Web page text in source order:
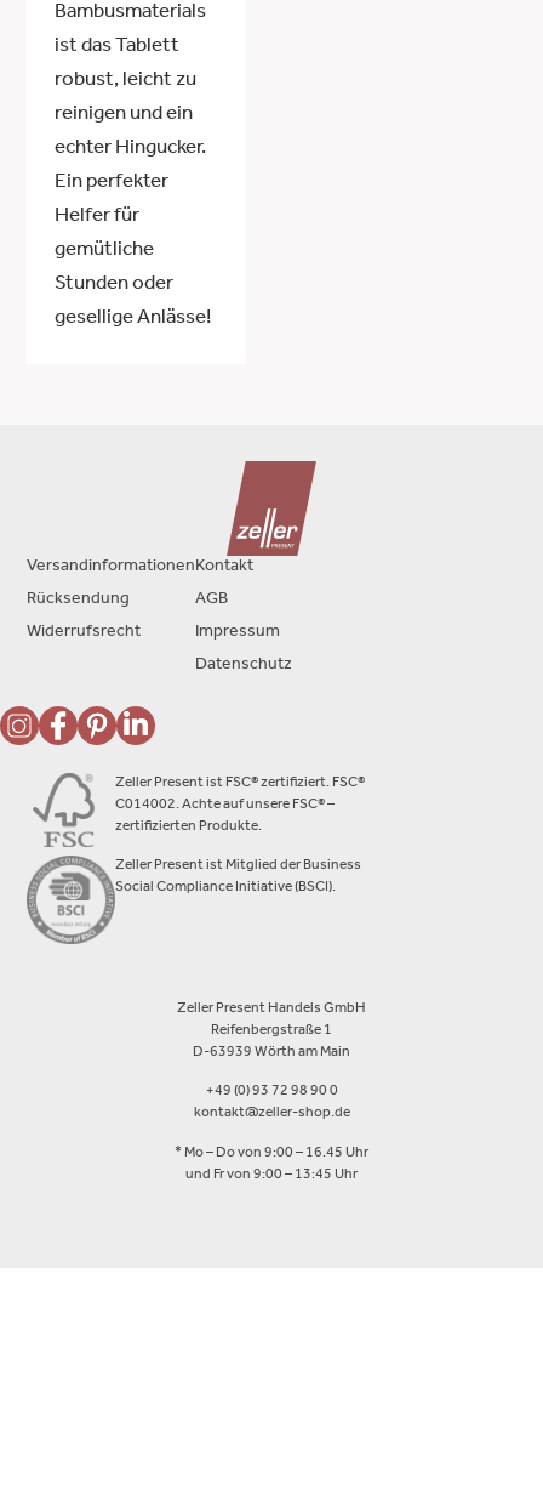
Bambusmaterials
ist das Tablett
robust, leicht zu
reinigen und ein
echter Hingucker.
Ein perfekter
Helfer für
gemütliche
Stunden oder
gesellige Anlässe!
Zeller Present ist FSC® zertifiziert. FSC®
C014002. Achte auf unsere FSC® –
zertifizierten Produkte.
Zeller Present ist Mitglied der Business
Social Compliance Initiative (BSCI).
Zeller Present Handels GmbH
Reifenbergstraße 1
D-63939 Wörth am Main
+49 (0) 93 72 98 90 0
kontakt@zeller-shop.de
* Mo – Do von 9:00 – 16.45 Uhr
und Fr von 9:00 – 13:45 Uhr
Versandinformationen
Rücksendung
Widerrufsrecht
Kontakt
AGB
Impressum
Datenschutz